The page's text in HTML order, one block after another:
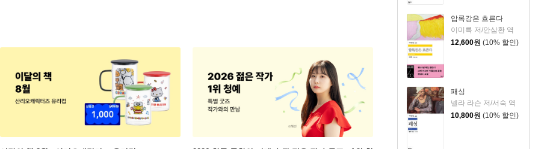
압록강은 흐른다
이미륵 저/안삼환 역
12,600원 (10% 할인)
패싱
넬라 라슨 저/서숙 역
10,800원 (10% 할인)